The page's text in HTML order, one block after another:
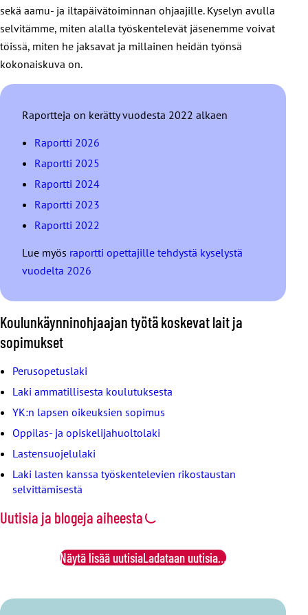
sekä aamu- ja iltapäivätoiminnan ohjaajille. Kyselyn avulla
selvitämme, miten alalla työskentelevät jäsenemme voivat
töissä, miten he jaksavat ja millainen heidän työnsä
kokonaiskuva on.
Raportteja on kerätty vuodesta 2022 alkaen
Raportti 2026
Raportti 2025
Raportti 2024
Raportti 2023
Raportti 2022
Lue myös raportti opettajille tehdystä kyselystä
vuodelta 2026
Koulunkäynninohjaajan työtä koskevat lait ja
sopimukset
Perusopetuslaki
Laki ammatillisesta koulutuksesta
YK:n lapsen oikeuksien sopimus
Oppilas- ja opiskelijahuoltolaki
Lastensuojelulaki
Laki lasten kanssa työskentelevien rikostaustan
selvittämisestä
Uutisia ja blogeja aiheesta
Näytä lisää uutisiaLadataan uutisia…